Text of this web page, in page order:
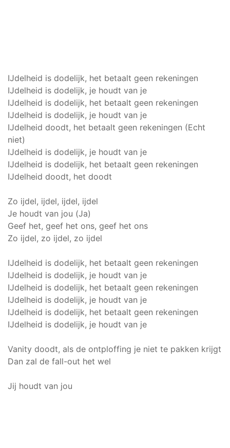
IJdelheid is dodelijk, het betaalt geen rekeningen
IJdelheid is dodelijk, je houdt van je
IJdelheid is dodelijk, het betaalt geen rekeningen
IJdelheid is dodelijk, je houdt van je
IJdelheid doodt, het betaalt geen rekeningen (Echt
niet)
IJdelheid is dodelijk, je houdt van je
IJdelheid is dodelijk, het betaalt geen rekeningen
IJdelheid doodt, het doodt
Zo ijdel, ijdel, ijdel, ijdel
Je houdt van jou (Ja)
Geef het, geef het ons, geef het ons
Zo ijdel, zo ijdel, zo ijdel
IJdelheid is dodelijk, het betaalt geen rekeningen
IJdelheid is dodelijk, je houdt van je
IJdelheid is dodelijk, het betaalt geen rekeningen
IJdelheid is dodelijk, je houdt van je
IJdelheid is dodelijk, het betaalt geen rekeningen
IJdelheid is dodelijk, je houdt van je
Vanity doodt, als de ontploffing je niet te pakken krijgt
Dan zal de fall-out het wel
Jij houdt van jou